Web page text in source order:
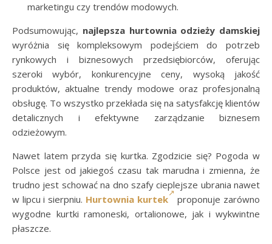
marketingu czy trendów modowych.
Podsumowując, najlepsza hurtownia odzieży damskiej
wyróżnia się kompleksowym podejściem do potrzeb
rynkowych i biznesowych przedsiębiorców, oferując
szeroki wybór, konkurencyjne ceny, wysoką jakość
produktów, aktualne trendy modowe oraz profesjonalną
obsługę. To wszystko przekłada się na satysfakcję klientów
detalicznych i efektywne zarządzanie biznesem
odzieżowym.
Nawet latem przyda się kurtka. Zgodzicie się? Pogoda w
Polsce jest od jakiegoś czasu tak marudna i zmienna, że
trudno jest schować na dno szafy cieplejsze ubrania nawet
w lipcu i sierpniu. Hurtownia kurtek
proponuje zarówno
wygodne kurtki ramoneski, ortalionowe, jak i wykwintne
płaszcze.